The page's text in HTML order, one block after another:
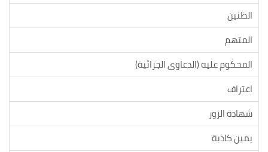
الظنين
المتهم
المحكوم عليه (الدعاوى الجزائية)
اعتراف
شهادة الزور
يمين كاذبة